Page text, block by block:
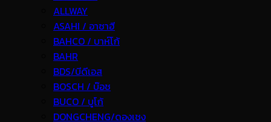
ALLWAY
ASAHI / อาซาฮี
BAHCO / บาห์โก้
BAHR
BDS/บีดีเอส
BOSCH / บ๊อช
BUCO / บูโก้
DONGCHENG/ดองเชง